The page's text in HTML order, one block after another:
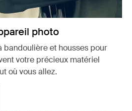
photo
bandoulière et housses pour
votre précieux matériel
où vous allez.
un nouvel onglet